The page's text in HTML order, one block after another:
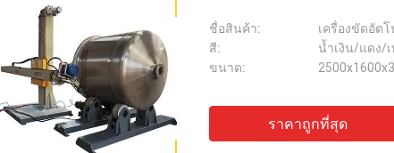
ชื่อสินค้า:
เครื่องขัดอัต
สี:
น้ำเงิน/แดง/เ
ขนาด:
ราคาถูกที่สุด